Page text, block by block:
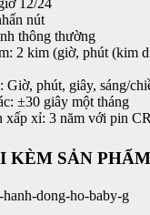
12/24
nút
thông thường
2 kim (giờ, phút (kim
Giờ, phút, giây, sáng/
±30 giây một tháng
xấp xỉ: 3 năm với pin
KÈM SẢN